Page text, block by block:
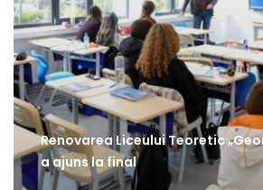
Renovarea Liceului Teoretic
a ajuns la final